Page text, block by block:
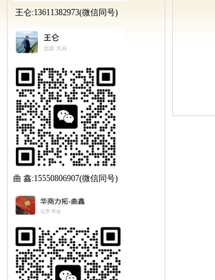
王仑:13611382973(微信同号)
曲 鑫:15550806907(微信同号)